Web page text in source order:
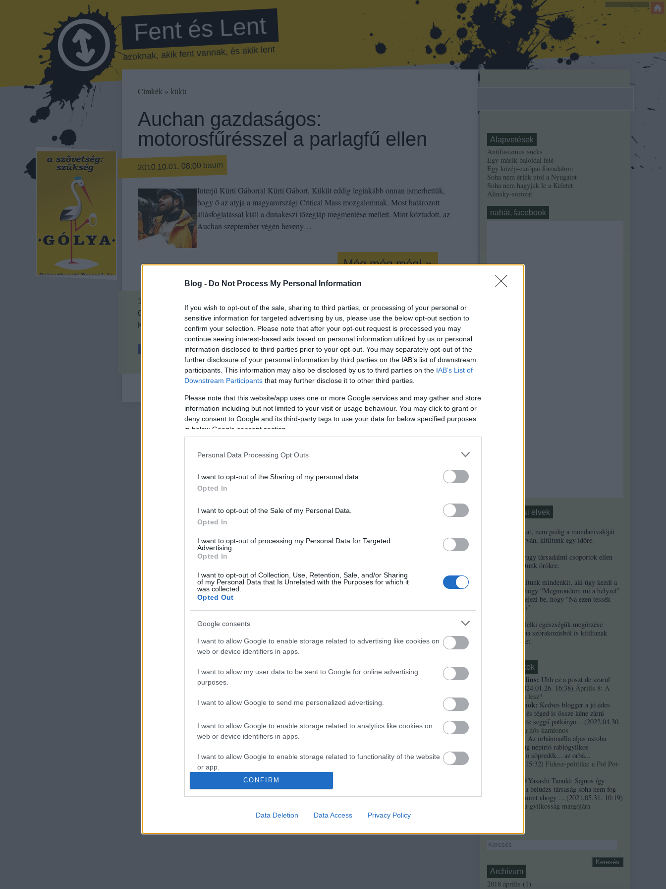
Blog - Do Not Process My Personal Information
If you wish to opt-out of the sale, sharing to third parties, or processing of your personal or
sensitive information for targeted advertising by us, please use the below opt-out section to
confirm your selection. Please note that after your opt-out request is processed you may
continue seeing interest-based ads based on personal information utilized by us or personal
information disclosed to third parties prior to your opt-out. You may separately opt-out of the
further disclosure of your personal information by third parties on the IAB’s list of downstream
participants. This information may also be disclosed by us to third parties on the IAB’s List of
Downstream Participants that may further disclose it to other third parties.
Please note that this website/app uses one or more Google services and may gather and store
information including but not limited to your visit or usage behaviour. You may click to grant or
deny consent to Google and its third-party tags to use your data for below specified purposes
in below Google consent section.
Personal Data Processing Opt Outs
I want to opt-out of the Sharing of my personal data.
Opted In
I want to opt-out of the Sale of my Personal Data.
Opted In
I want to opt-out of processing my Personal Data for Targeted
Advertising.
Opted In
I want to opt-out of Collection, Use, Retention, Sale, and/or Sharing
of my Personal Data that Is Unrelated with the Purposes for which it
was collected.
Opted Out
Google consents
I want to allow Google to enable storage related to advertising like cookies on
web or device identifiers in apps.
I want to allow my user data to be sent to Google for online advertising
purposes.
I want to allow Google to send me personalized advertising.
I want to allow Google to enable storage related to analytics like cookies on
web or device identifiers in apps.
I want to allow Google to enable storage related to functionality of the website
or app.
I want to allow Google to enable storage related to personalization.
I want to allow Google to enable storage related to security, including
authentication functionality and fraud prevention, and other user protection.
CONFIRM
Data Deletion Data Access Privacy Policy
Fent és Lent
azoknak, akik fent vannak, és akik lent
Címkék » kükü
Auchan gazdaságos:
motorosfűrésszel a parlagfű ellen
2010.10.01. 08:00 baum
Interjú Kürti Gáborral Kürti Gábort, Küküt eddig leginkább onnan ismerhettük,
hogy ő az atyja a magyarországi Critical Mass mozgalomnak. Most határozott
állásfoglalással kiáll a dunakeszi tőzegláp megmentése mellett. Mint köztudott, az
Auchan szeptember végén heveny…
Még még még! »
17
Címkék:
auchan gábor kürti
kükü
Kövess minket a Facebookon is!
Tetszik 0
Alapvetések
Antifasizmus sucks
Egy másik baloldal felé
Egy közép-európai forradalom
Soha nem érjük utol a Nyugatot
Soha nem hagyjuk le a Keletet
Alinsky-sorozat
nahát, facebook
Moderálási elvek
1. Ha a másikat, nem pedig a mondanivalóját
minősíted durván, kitiltunk egy időre.
2. Ha népek vagy társadalmi csoportok ellen
uszítasz, kitiltunk örökre.
3. Örökre kitiltunk mindenkit, aki úgy kezdi a
kommentjét, hogy "Megmondom mi a helyzet"
és/vagy úgy fejezi be, hogy "Na ezen tessék
elgondolkodni".
4. A szerzők lelki egészségük megőrzése
érdekében néha szórakozásból is kitiltanak
kommentelőket.
Friss topikok
necrophil collins: Uhh ez a poszt de szarul
2024.01.26. 16:38) Április 8: A
többség kevés lesz?
Custertábornok: Kedves blogger a jó édes
kurvaanyádat és téged is össze kéne zárni
ezekkel a fekete seggű patkányo... (2022.04.30.
Árpi, a hős kamionos
kiskutyauto: Az orbánmaffia aljas ostoba
arrogáns hazug népirtó rablógyilkos
országromboló söpredék... az orbá...
2021.10.19. 15:32) Fidesz-politika: a Pol Pot-
@Yasashi Tanuki: Sajnos így
valahogy. Ez a beludzs társaság soha nem fog
integrálódni, mint ahogy ... (2021.05.31. 10:19)
A Bándy Kata-gyilkosság margójára
Archívum
2018 április ( 1 )